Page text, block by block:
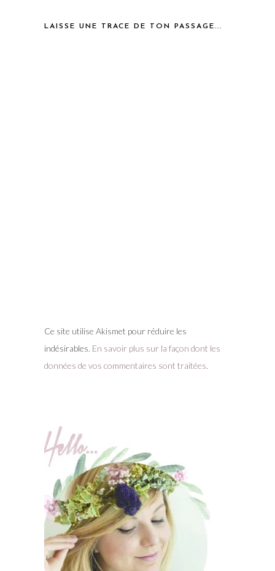
LAISSE UNE TRACE DE TON PASSAGE...
Ce site utilise Akismet pour réduire les
indésirables. En savoir plus sur la façon dont les
données de vos commentaires sont traitées.